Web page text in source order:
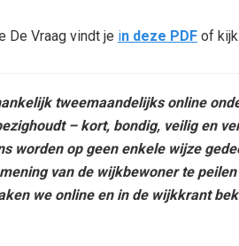
De Vraag vindt je in deze PDF of
tweemaandelijks online
– kort, bondig, veilig en
worden op geen enkele wijze
van de wijkbewoner te
we online en in de wijkkrant